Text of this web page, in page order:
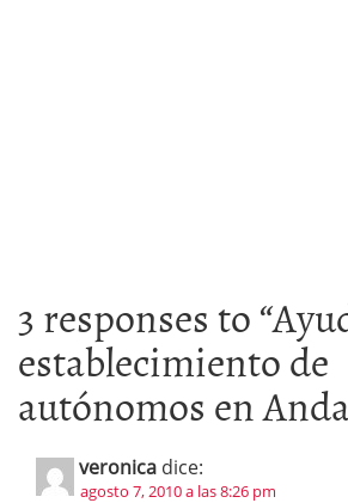
3 responses to “
establecimiento de
autónomos en
veronica dice:
agosto 7, 2010 a las 8:26 pm